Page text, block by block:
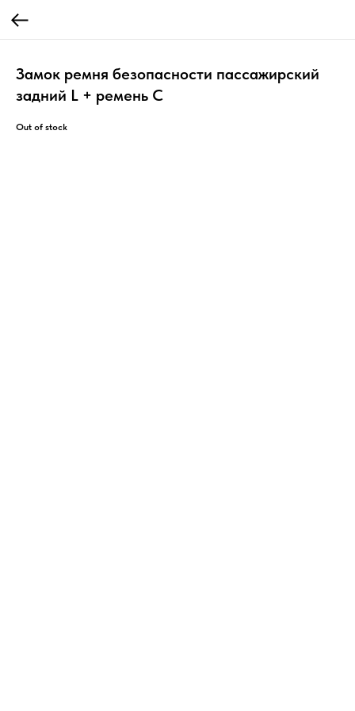
Замок ремня безопасности пассажирский
задний L + ремень С
Out of stock